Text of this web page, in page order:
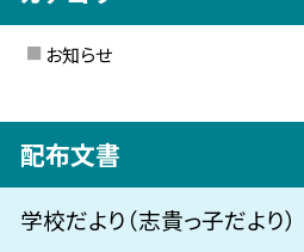
お知らせ
配布文書
学校だより（志貴っ子だより）